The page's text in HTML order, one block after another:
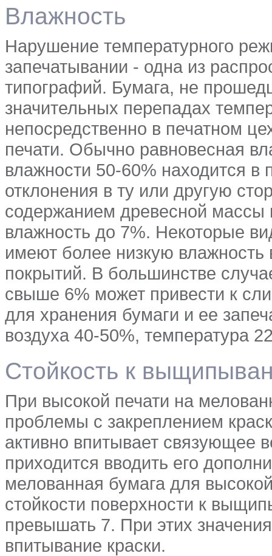
Влажность
Нарушение температурного
запечатывании - одна из
типографий. Бумага, не
значительных перепадах
непосредственно в печатном
печати. Обычно равновесная
влажности 50-60% находится
отклонения в ту или другую
содержанием древесной массы
влажность до 7%. Некоторые
имеют более низкую
покрытий. В большинстве
свыше 6% может привести к
для хранения бумаги и ее
воздуха 40-50%, температура
Стойкость к
При высокой печати на
проблемы с закреплением
активно впитывает связующее
приходится вводить его
мелованная бумага для
стойкости поверхности к
превышать 7. При этих
впитывание краски.